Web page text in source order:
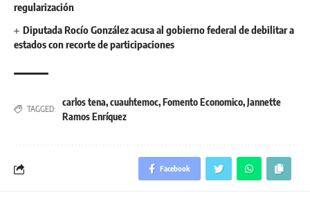
regularización
Diputada Rocío González acusa al gobierno federal de debilitar a
estados con recorte de participaciones
TAGGED:
carlos tena,cuauhtemoc,Fomento Economico,Jannette
Ramos Enríquez
Facebook